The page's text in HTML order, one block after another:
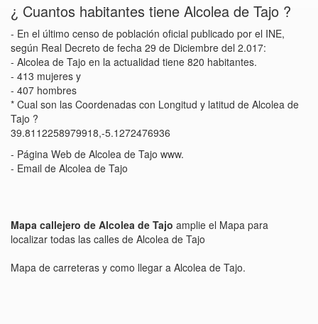
¿ Cuantos habitantes tiene Alcolea de Tajo ?
- En el último censo de población oficial publicado por el INE,
según Real Decreto de fecha 29 de Diciembre del 2.017:
- Alcolea de Tajo en la actualidad tiene 820 habitantes.
- 413 mujeres y
- 407 hombres
* Cual son las Coordenadas con Longitud y latitud de Alcolea de
Tajo ?
39.8112258979918,-5.1272476936
- Página Web de Alcolea de Tajo www.
- Email de Alcolea de Tajo
Mapa callejero de Alcolea de Tajo amplie el Mapa para
localizar todas las calles de Alcolea de Tajo
Mapa de carreteras y como llegar a Alcolea de Tajo.